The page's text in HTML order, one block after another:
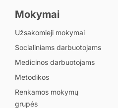
Mokymai
Užsakomieji mokymai
Socialiniams darbuotojams
Medicinos darbuotojams
Metodikos
Renkamos mokymų
grupės